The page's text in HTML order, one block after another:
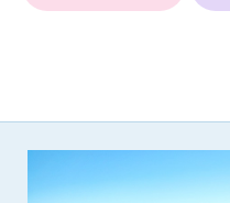
第10条（免責事項）
生じた一切の損害に対し
いものとします。